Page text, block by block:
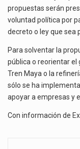
propuestas serán
voluntad política por
decreto o ley que sea
Para solventar la
pública o reorientar el
Tren Maya o la
sólo se ha
apoyar a empresas y
Con información de